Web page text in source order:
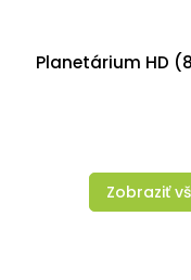
Planetárium HD
Zobraziť